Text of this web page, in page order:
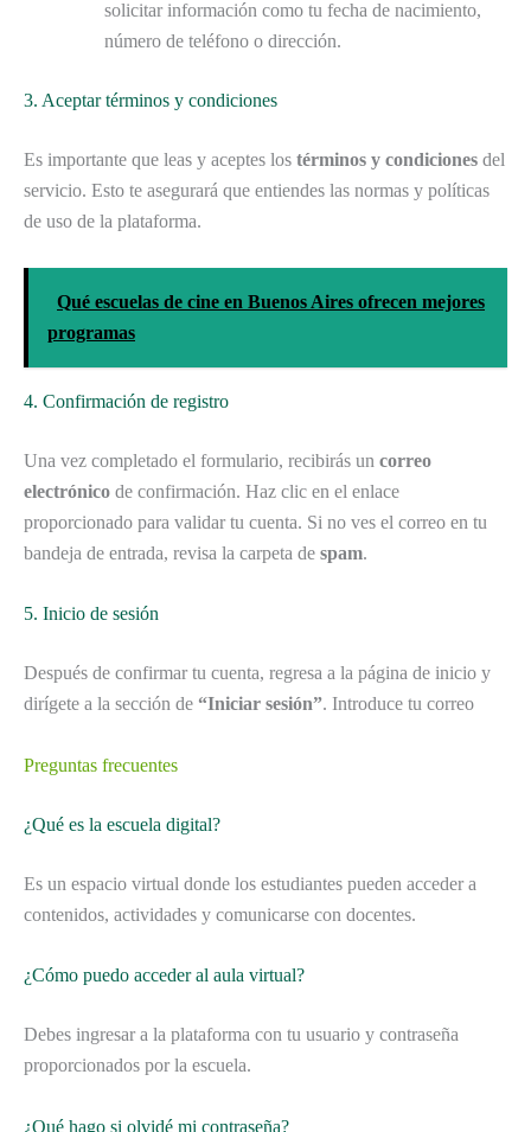
solicitar información como tu fecha de nacimiento,
número de teléfono o dirección.
3. Aceptar términos y condiciones
Es importante que leas y aceptes los términos y condiciones del
servicio. Esto te asegurará que entiendes las normas y políticas
de uso de la plataforma.
Qué escuelas de cine en Buenos Aires ofrecen mejores
programas
4. Confirmación de registro
Una vez completado el formulario, recibirás un correo
electrónico de confirmación. Haz clic en el enlace
proporcionado para validar tu cuenta. Si no ves el correo en tu
bandeja de entrada, revisa la carpeta de spam.
5. Inicio de sesión
Después de confirmar tu cuenta, regresa a la página de inicio y
dirígete a la sección de “Iniciar sesión”. Introduce tu correo
Preguntas frecuentes
¿Qué es la escuela digital?
Es un espacio virtual donde los estudiantes pueden acceder a
contenidos, actividades y comunicarse con docentes.
¿Cómo puedo acceder al aula virtual?
Debes ingresar a la plataforma con tu usuario y contraseña
proporcionados por la escuela.
¿Qué hago si olvidé mi contraseña?